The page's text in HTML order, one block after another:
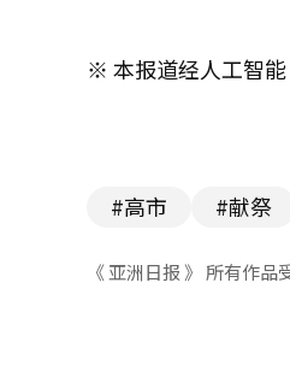
※ 本报道经人工智能
#高市 #献祭
《 亚洲日报 》 所有作